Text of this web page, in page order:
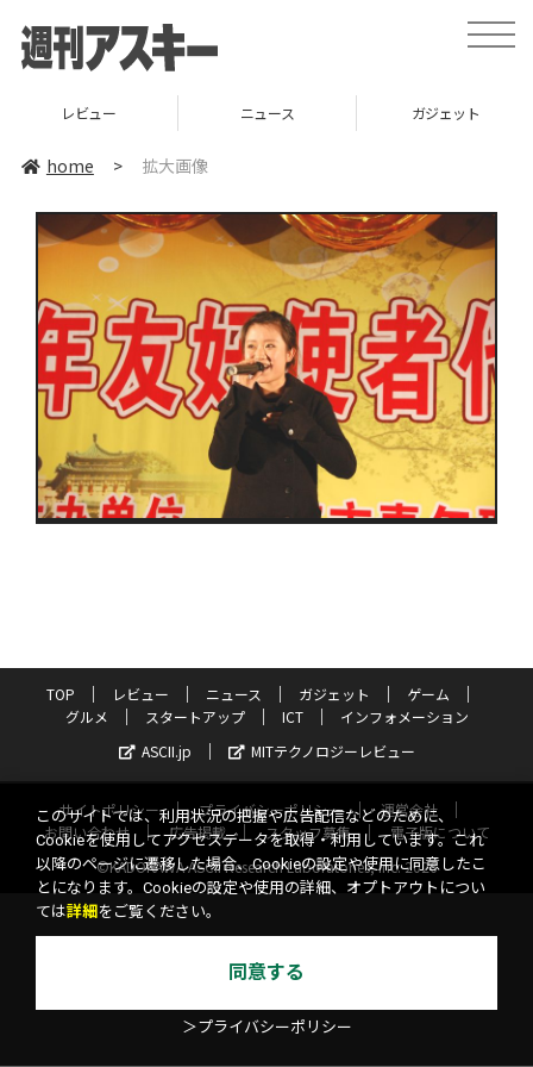
toggle
レビュー ニュース ガジェット
home > 拡大画像
TOP レビュー ニュース ガジェット
ゲーム
グルメ
スタートアップ ICT
インフォメーション
ASCII.jp
MITテクノロジーレビュー
サイトポリシー プライバシーポリシー
運営会社
お問い合わせ
広告掲載 スタッフ募集
電子版について
©KADOKAWA ASCII Research Laboratories, Inc. 2026
このサイトでは、利用状況の把握や広告配信などのために、
Cookieを使用してアクセスデータを取得・利用しています。これ
以降のページに遷移した場合、Cookieの設定や使用に同意したこ
とになります。Cookieの設定や使用の詳細、オプトアウトについ
ては詳細 をご覧ください。
同意する
＞プライバシーポリシー